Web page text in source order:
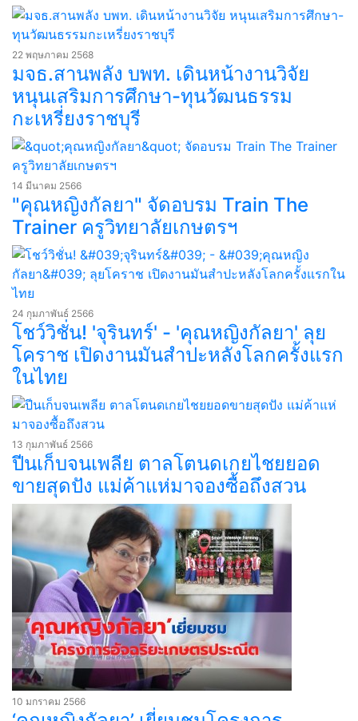
22 พฤษภาคม 2568
มจธ.สานพลัง บพท. เดินหน้างานวิจัย
หนุนเสริมการศึกษา-ทุนวัฒนธรรม
กะเหรี่ยงราชบุรี
14 มีนาคม 2566
"คุณหญิงกัลยา" จัดอบรม Train The
Trainer ครูวิทยาลัยเกษตรฯ
24 กุมภาพันธ์ 2566
โชว์วิชั่น! 'จุรินทร์' - 'คุณหญิงกัลยา' ลุย
โคราช เปิดงานมันสำปะหลังโลกครั้งแรก
ในไทย
13 กุมภาพันธ์ 2566
ปีนเก็บจนเพลีย ตาลโตนดเกยไชยยอด
ขายสุดปัง แม่ค้าแห่มาจองซื้อถึงสวน
10 มกราคม 2566